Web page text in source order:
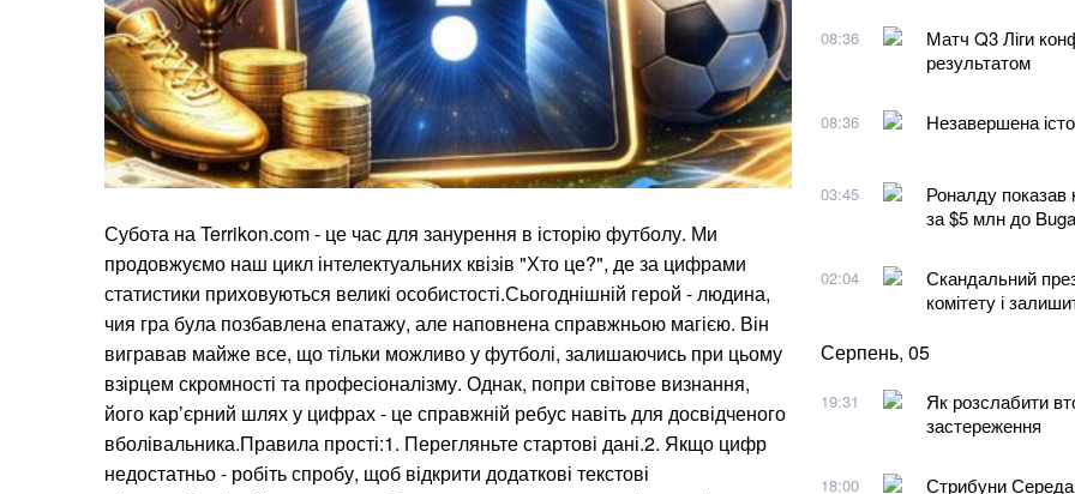
Субота на Terrikon.com - це час для занурення в історію футболу. Ми
продовжуємо наш цикл інтелектуальних квізів "Хто це?", де за цифрами
статистики приховуються великі особистості.Сьогоднішній герой - людина,
чия гра була позбавлена епатажу, але наповнена справжньою магією. Він
вигравав майже все, що тільки можливо у футболі, залишаючись при цьому
взірцем скромності та професіоналізму. Однак, попри світове визнання,
його кар’єрний шлях у цифрах - це справжній ребус навіть для досвідченого
вболівальника.Правила прості:1. Перегляньте стартові дані.2. Якщо цифр
недостатньо - робіть спробу, щоб відкрити додаткові текстові
08:36
Матч Q3 Ліги
результатом
08:36 Незавершена
03:45
Роналду показав
за $5 млн до
02:04
Скандальний
комітету і
Серпень, 05
19:31
Як розслабити
застереження
18:00
Стрибуни Середа